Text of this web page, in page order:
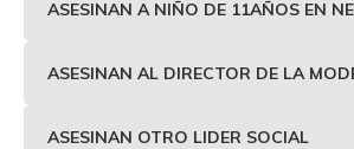
ASESINAN A NIÑO DE 11AÑOS EN
ASESINAN AL DIRECTOR DE LA
ASESINAN OTRO LIDER SOCIAL